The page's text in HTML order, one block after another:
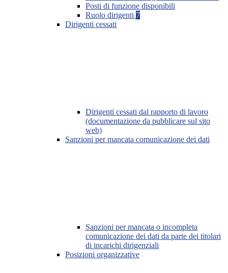
Posti di funzione disponibili
Ruolo dirigenti 7
Dirigenti cessati
Dirigenti cessati dal rapporto di lavoro
(documentazione da pubblicare sul sito
web)
Sanzioni per mancata comunicazione dei dati
Sanzioni per mancata o incompleta
comunicazione dei dati da parte dei titolari
di incarichi dirigenziali
Posizioni organizzative